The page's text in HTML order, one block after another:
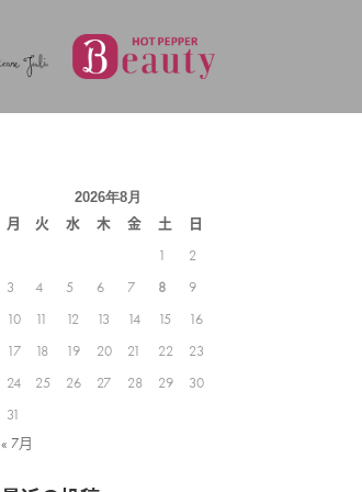
2026年8月
月 火 水 木 金 土
日
1
2
3
4 5 6 7 8
9
10
11 12 13 14 15
16
17
18 19 20 21 22
23
24
25 26 27 28 29
30
31
« 7月